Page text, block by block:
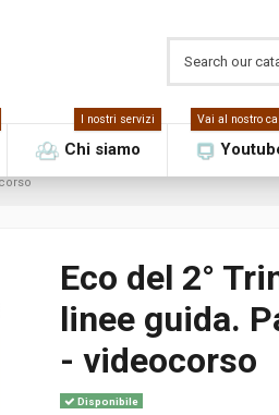
Chi siamo
I nostri servizi Vai al nostro
Eco del 2°
linee guida.
- videocorso
Disponibile